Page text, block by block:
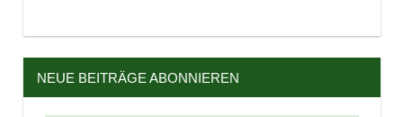
NEUE BEITRÄGE ABONNIEREN